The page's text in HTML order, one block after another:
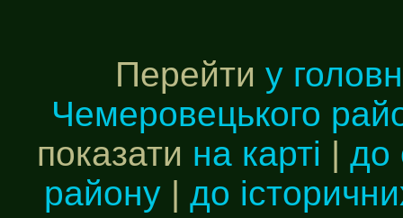
Перейти у
Чемеровецького
показати на карті | до
району| до